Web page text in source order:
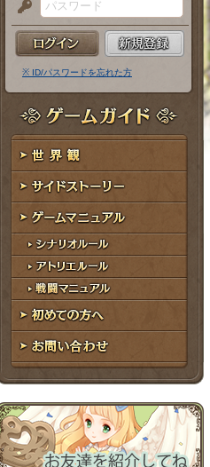
ー
ル
ア
ド
レ
ス
パ
ス
ー
ド
※ ID/パスワードを忘れた方
ゲームガイド
世界観
サイドストーリー
ゲームマニュアル
シナリオルール
アトリエルール
戦闘マニュアル
初めての方へ
お問い合わせ